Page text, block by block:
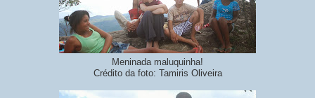
Meninada maluquinha!
Crédito da foto: Tamiris Oliveira